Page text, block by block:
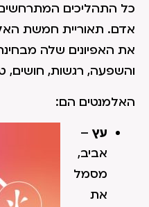
כל התהליכים
אדם. תאוריית חמשת
את האפיונים שלה
והשפעה, רגשות, חושים,
האלמנטים הם:
עץ –
אביב,
מסמל
את